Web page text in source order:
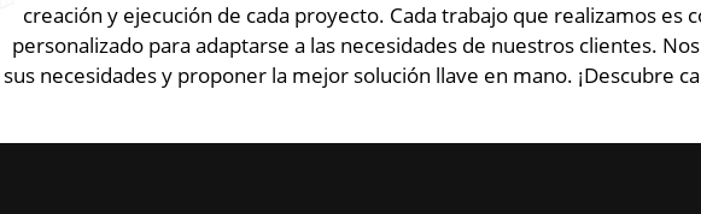
creación y ejecución de cada proyecto. Cada trabajo que realizamos es
personalizado para adaptarse a las necesidades de nuestros clientes.
sus necesidades y proponer la mejor solución llave en mano. ¡Descubre